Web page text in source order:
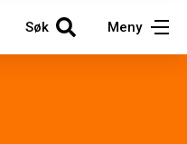
Søk Meny